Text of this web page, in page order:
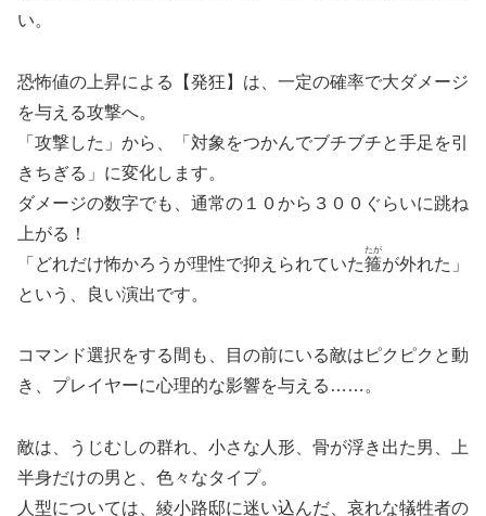
い。
恐怖値の上昇による【発狂】は、一定の確率で大ダメージ
を与える攻撃へ。
「攻撃した」から、「対象をつかんでブチブチと手足を引
きちぎる」に変化します。
ダメージの数字でも、通常の１０から３００ぐらいに跳ね
上がる！
「どれだけ怖かろうが理性で抑えられていた箍
たが
が外れた」
という、良い演出です。
コマンド選択をする間も、目の前にいる敵はピクピクと動
き、プレイヤーに心理的な影響を与える……。
敵は、うじむしの群れ、小さな人形、骨が浮き出た男、上
半身だけの男と、色々なタイプ。
人型については、綾小路邸に迷い込んだ、哀れな犠牲者の